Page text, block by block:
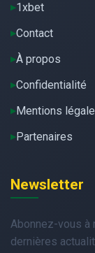
1xbet
Contact
À propos
Confidentialité
Mentions
Partenaires
Newsletter
Abonnez-vous à
dernières